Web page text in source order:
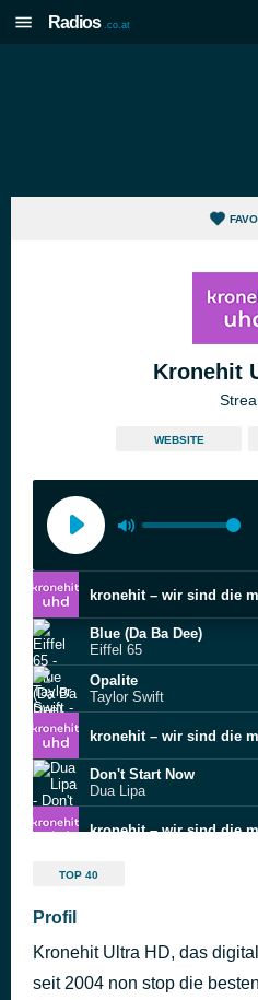
Radios .co.at
Kronehit
WEBSITE
kronehit – wir sind die
Blue (Da Ba Dee)
Eiffel 65
Opalite
Taylor Swift
kronehit – wir sind die
Don't Start Now
Dua Lipa
kronehit – wir sind die
Beautiful Life
Save Me Tonight
Jennifer Lopez
TOP 40
Profil
Kronehit Ultra HD, das
seit 2004 non stop die